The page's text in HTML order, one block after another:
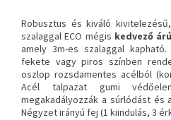
Robusztus és kiváló
szalaggal ECO mégis kedvező
amely 3m-es szalaggal
fekete vagy piros színben
oszlop rozsdamentes acélból
Acél talpazat gumi
megakadályozzák a súrlódást és
Négyzet irányú fej (1 kiindulás, 3